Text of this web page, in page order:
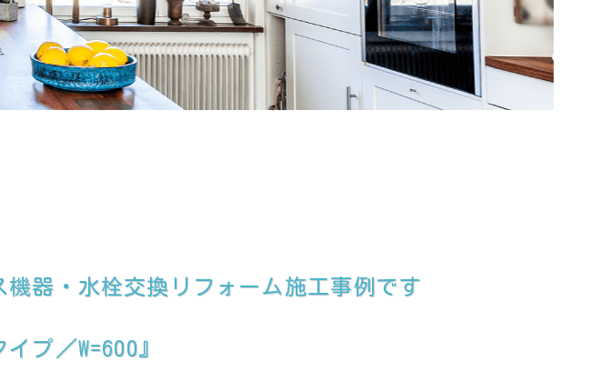
器・水栓交換リフォーム施工事例です
プ／W=600』